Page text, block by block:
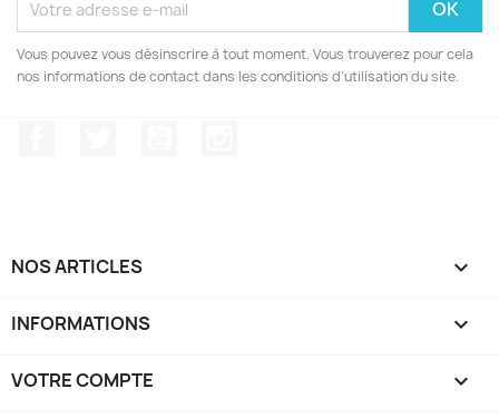
Vous pouvez vous désinscrire à tout moment. Vous trouverez pour cela
nos informations de contact dans les conditions d'utilisation du site.
NOS ARTICLES 
INFORMATIONS 
VOTRE COMPTE 